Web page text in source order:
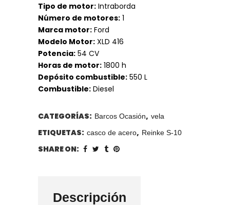
Tipo de motor: Intraborda
Número de motores: 1
Marca motor: Ford
Modelo Motor: XLD 416
Potencia: 54 CV
Horas de motor: 1800 h
Depósito combustible: 550 L
Combustible: Diesel
CATEGORÍAS: Barcos Ocasión, vela
ETIQUETAS: casco de acero, Reinke S-10
SHARE ON:
Descripción